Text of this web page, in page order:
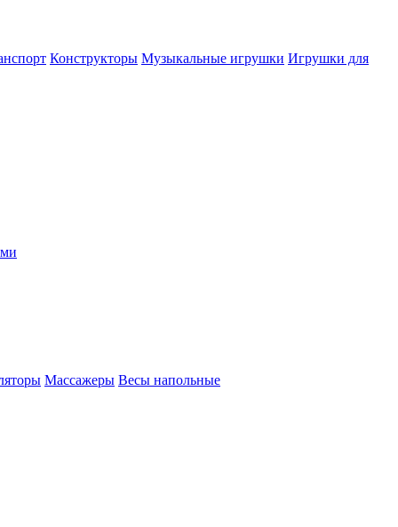
Конструкторы Музыкальные игрушки Игрушки для
Массажеры Весы напольные